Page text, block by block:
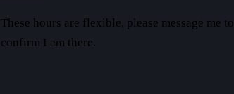
These hours are flexible, please message me to
confirm I am there.